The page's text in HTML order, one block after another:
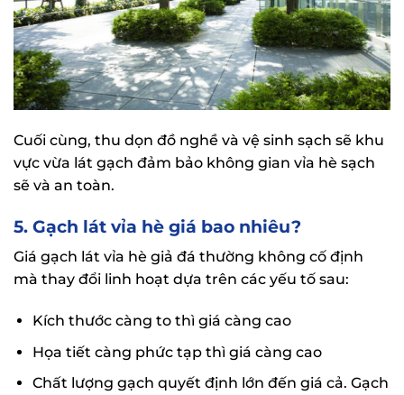
Cuối cùng, thu dọn đồ nghề và vệ sinh sạch sẽ khu
vực vừa lát gạch đảm bảo không gian vỉa hè sạch
sẽ và an toàn.
5. Gạch lát vỉa hè giá bao nhiêu?
Giá gạch lát vỉa hè giả đá thường không cố định
mà thay đổi linh hoạt dựa trên các yếu tố sau:
Kích thước càng to thì giá càng cao
Họa tiết càng phức tạp thì giá càng cao
Chất lượng gạch quyết định lớn đến giá cả. Gạch